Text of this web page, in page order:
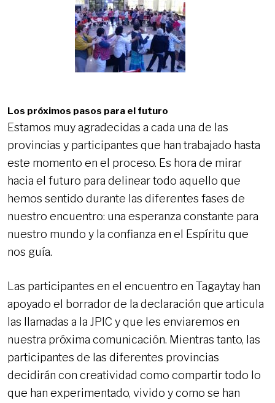
Los próximos pasos para el futuro
Estamos muy agradecidas a cada una de las
provincias y participantes que han trabajado hasta
este momento en el proceso. Es hora de mirar
hacia el futuro para delinear todo aquello que
hemos sentido durante las diferentes fases de
nuestro encuentro: una esperanza constante para
nuestro mundo y la confianza en el Espíritu que
nos guía.
Las participantes en el encuentro en Tagaytay han
apoyado el borrador de la declaración que articula
las llamadas a la JPIC y que les enviaremos en
nuestra próxima comunicación. Mientras tanto, las
participantes de las diferentes provincias
decidirán con creatividad como compartir todo lo
que han experimentado, vivido y como se han